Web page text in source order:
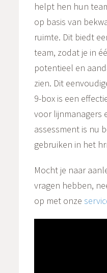
helpt hen hun
op basis van
ruimte. Dit biedt
team, zodat je in
potentieel en
zien. Dit
9-box is een
voor lijnmanagers
assessment is nu
gebruiken in het
Mocht je naar
vragen hebben,
op met onze